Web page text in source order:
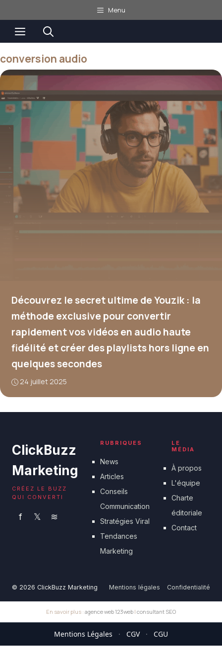
au
contenu
Menu
Menu
conversion audio
Découvrez le secret ultime de Youzik : la
méthode exclusive pour convertir
rapidement vos vidéos en audio haute
fidélité et créer des playlists hors ligne en
quelques secondes
24 juillet 2025
ClickBuzz
Marketing
CRÉEZ LE BUZZ
QUI CONVERTI
f 𝕏 ≋
RUBRIQUES
News
Articles
Conseils
Communication
Stratégies Viral
Tendances
Marketing
LE
MÉDIA
À propos
L'équipe
Charte
éditoriale
Contact
© 2026 ClickBuzz Marketing Mentions légales Confidentialité
En savoir plus : agence web 123web | consultant SEO
Mentions Légales · CGV · CGU